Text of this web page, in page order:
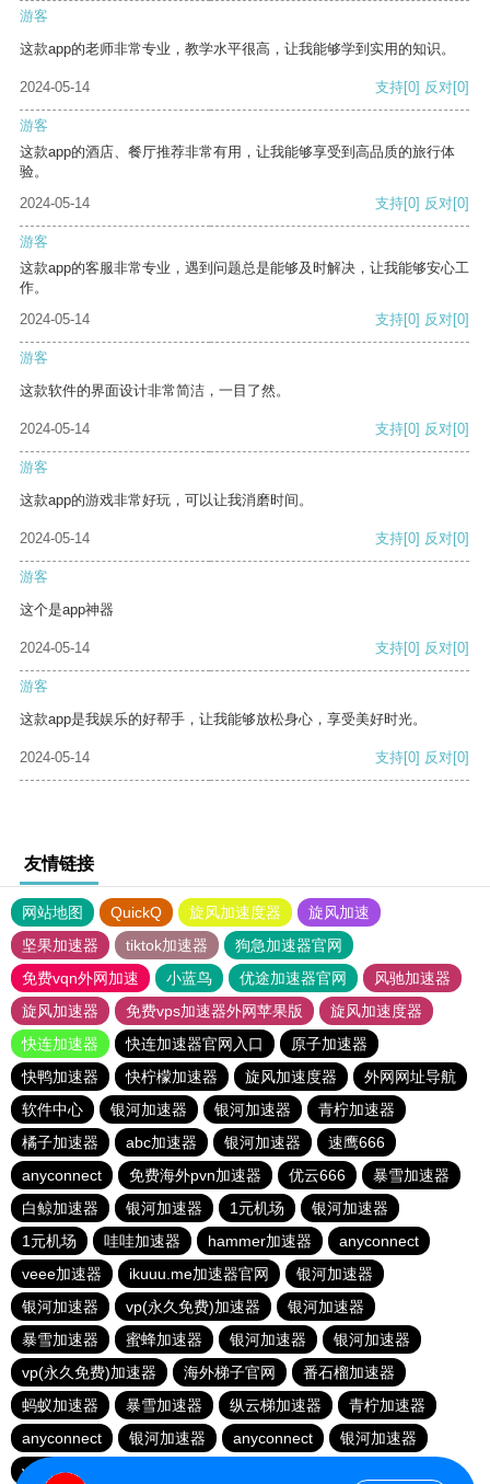
游客
这款app的老师非常专业，教学水平很高，让我能够学到实用的知识。
2024-05-14 支持[0] 反对[0]
游客
这款app的酒店、餐厅推荐非常有用，让我能够享受到高品质的旅行体
验。
2024-05-14
支持[0] 反对[0]
游客
这款app的客服非常专业，遇到问题总是能够及时解决，让我能够安心工
作。
2024-05-14
支持[0] 反对[0]
游客
这款软件的界面设计非常简洁，一目了然。
2024-05-14 支持[0] 反对[0]
游客
这款app的游戏非常好玩，可以让我消磨时间。
2024-05-14 支持[0] 反对[0]
游客
这个是app神器
2024-05-14 支持[0] 反对[0]
游客
这款app是我娱乐的好帮手，让我能够放松身心，享受美好时光。
2024-05-14 支持[0] 反对[0]
友情链接
网站地图 QuickQ 旋风加速度器
旋风加速
坚果加速器
tiktok加速器
狗急加速器官网
免费vqn外网加速
小蓝鸟 优途加速器官网
风驰加速器
旋风加速器
免费vps加速器外网苹果版
旋风加速度器
快连加速器
快连加速器官网入口
原子加速器
快鸭加速器
快柠檬加速器 旋风加速度器
外网网址导航
软件中心
银河加速器 银河加速器
青柠加速器
橘子加速器
abc加速器 银河加速器
速鹰666
anyconnect
免费海外pvn加速器 优云666
暴雪加速器
白鲸加速器
银河加速器 1元机场
银河加速器
1元机场
哇哇加速器 hammer加速器
anyconnect
veee加速器
ikuuu.me加速器官网
银河加速器
银河加速器
vp(永久免费)加速器
银河加速器
暴雪加速器
蜜蜂加速器 银河加速器
银河加速器
vp(永久免费)加速器
海外梯子官网
番石榴加速器
蚂蚁加速器
暴雪加速器 纵云梯加速器
青柠加速器
anyconnect
银河加速器 anyconnect
银河加速器
vp(永久免费)加速器